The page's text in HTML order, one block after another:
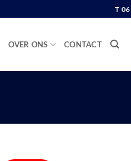
T
OVER ONS CONTACT